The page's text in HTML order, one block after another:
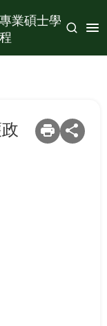
業碩士學